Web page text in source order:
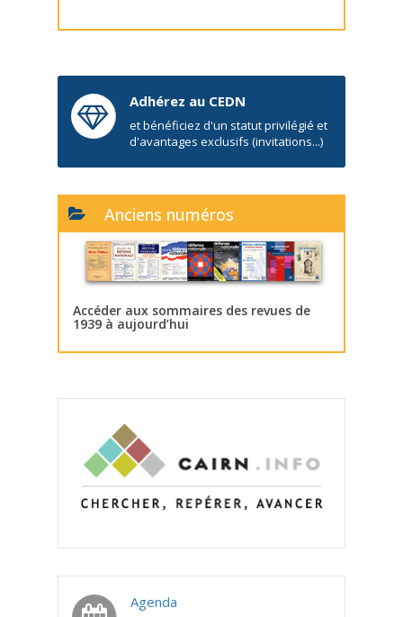
Adhérez au CEDN
et bénéficiez d'un statut privilégié et
d'avantages exclusifs (invitations...)
Anciens numéros
Accéder aux sommaires des revues de
1939 à aujourd’hui
Agenda